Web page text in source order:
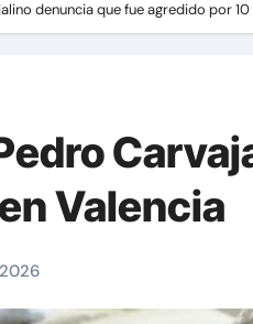
denuncia que fue agredido por
Valencia